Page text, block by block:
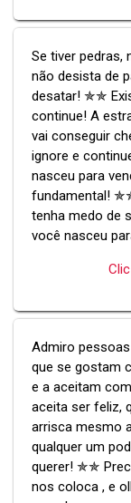
Se tiver pedras,
não desista de
desatar! ✯✯
continue! A
vai conseguir
ignore e
nasceu para
fundamental!
tenha medo de
você nasceu
Admiro
que se gostam
e a aceitam
aceita ser feliz,
arrisca mesmo
qualquer um
querer! ✯✯
nos coloca , e